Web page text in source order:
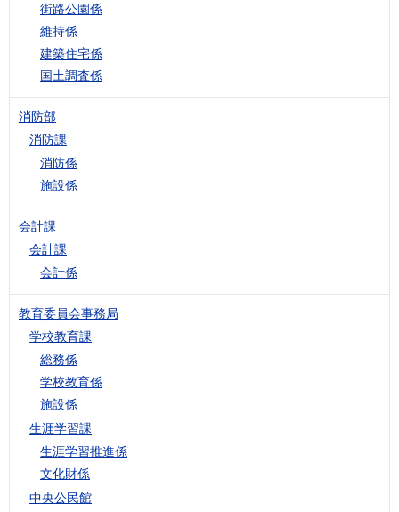
街路公園係
維持係
建築住宅係
国土調査係
消防部
消防課
消防係
施設係
会計課
会計課
会計係
教育委員会事務局
学校教育課
総務係
学校教育係
施設係
生涯学習課
生涯学習推進係
文化財係
中央公民館